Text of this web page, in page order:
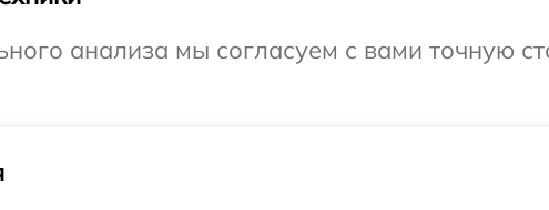
анализа мы согласуем с вами точную